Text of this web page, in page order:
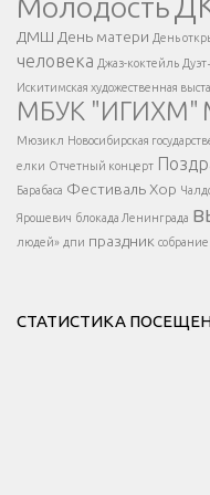
Напишите нам
</span >
Написать
</button >
</div >
ДМШ День матери День
человека Джаз-коктейль
Искитимская художественная
МБУК "ИГИХМ"
Мюзикл Новосибирская
елки Отчетный концерт
Барабаса Фестиваль Хор
Ярошевич блокада Ленинграда
людей» дпи праздник
СТАТИСТИКА